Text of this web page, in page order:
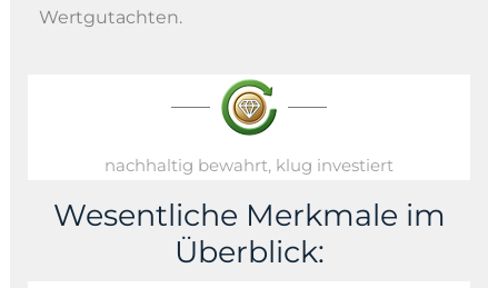
Wertgutachten.
nachhaltig bewahrt, klug investiert
Wesentliche Merkmale im
Überblick: